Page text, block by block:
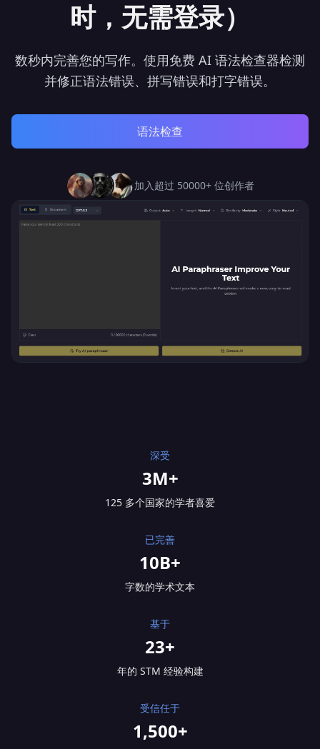
时，无需登录）
数秒内完善您的写作。使用免费 AI 语法检查器检测
并修正语法错误、拼写错误和打字错误。
语法检查
加入超过 50000+ 位创作者
深受
3M+
125 多个国家的学者喜爱
已完善
10B+
字数的学术文本
基于
23+
年的 STM 经验构建
受信任于
1,500+